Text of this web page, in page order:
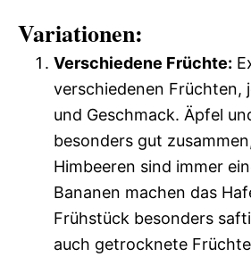
Variationen:
Verschiedene Früchte:
verschiedenen Früchten,
und Geschmack. Äpfel
besonders gut
Himbeeren sind immer
Bananen machen das
Frühstück besonders
auch getrocknete